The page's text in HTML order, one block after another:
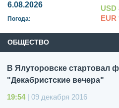
6.08.2026
Погода:
USD
EUR
ОБЩЕСТВО
В Ялуторовске стартовал
"Декабристские вечера"
19:54| 09 декабря 2016